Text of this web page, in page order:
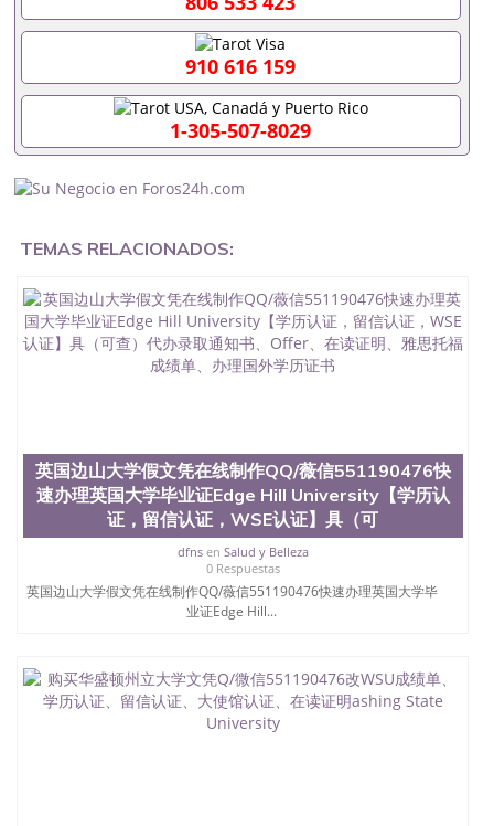
OFFER，在读证明，学生卡等留学相关材料（申请学
校、转学，甚至是申请工签都可以用到）。 注：上述
材料，随时都可以安排办理，毕业证成绩单，学校，
专业，学位，毕业时间都可以根据客户要求安排。 国
内找工作假的毕业证可以用吗551190476假的毕业证
成绩单可以办学历认证吗551190476要定居国外需要
办理什么材料551190476入职事业单位/国企假的毕业
料551190476办理假毕业证在国内能用吗, 挂科拿不到
途辍学、挂科而没有正常毕业551190476您是否因为
常毕业而导致回国得不到教育部认证在校挂科了不想
读了,成绩不理想毕不了业怎么办551190476找工作没
有文凭怎么办,怎么办理本科/研究生文凭551190476
如何办理本科/硕士毕业证551190476网上买文凭可靠
吗551190476哪里可以买国外文凭551190476国外本
业证551190476留学生在哪里可以买假毕业证
551190476哪里可以办理加拿大毕业证551190476申
请学校办理假的毕业证成绩单可以吗551190476哪里
可以办理水印成绩单551190476哪里可以修改成绩单
GPA分数551190476假毕业证能查出来吗551190476
假文凭网上能查到吗551190476 如何拿到国外毕业证
QQ微信551190476办假大学毕业证QQ微信551190476
国外毕业证去哪认证QQ微信551190476找毕业证封皮
速拿到国外文凭QQ微信551190476国外留学文凭认证
QQ微信551190476国外文凭回国认证QQ微信
551190476泰国文凭办理QQ微信551190476法国留学
回国证明QQ微信551190476 国外烫金照片QQ微信
910 616 159
1-305-507-8029
TEMAS RELACIONADOS:
英国边山大学假文凭在线制作QQ/薇信551190476快
速办理英国大学毕业证Edge Hill University【学历认
证，留信认证，WSE认证】具（可
dfnsen Salud y Belleza
0 Respuestas
英国边山大学假文凭在线制作QQ/薇信551190476快速办理英国大学毕
业证Edge Hill...